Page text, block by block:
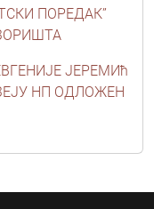
ПОРЕДАК”
ЈЕРЕМИћ
НП ОДЛОЖЕН